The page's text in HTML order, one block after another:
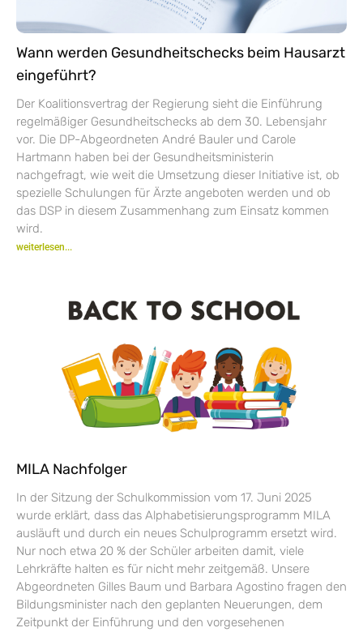
Wann werden Gesundheitschecks beim Hausarzt
eingeführt?
Der Koalitionsvertrag der Regierung sieht die Einführung
regelmäßiger Gesundheitschecks ab dem 30. Lebensjahr
vor. Die DP-Abgeordneten André Bauler und Carole
Hartmann haben bei der Gesundheitsministerin
nachgefragt, wie weit die Umsetzung dieser Initiative ist, ob
spezielle Schulungen für Ärzte angeboten werden und ob
das DSP in diesem Zusammenhang zum Einsatz kommen
wird.
weiterlesen...
MILA Nachfolger
In der Sitzung der Schulkommission vom 17. Juni 2025
wurde erklärt, dass das Alphabetisierungsprogramm MILA
ausläuft und durch ein neues Schulprogramm ersetzt wird.
Nur noch etwa 20 % der Schüler arbeiten damit, viele
Lehrkräfte halten es für nicht mehr zeitgemäß. Unsere
Abgeordneten Gilles Baum und Barbara Agostino fragen den
Bildungsminister nach den geplanten Neuerungen, dem
Zeitpunkt der Einführung und den vorgesehenen